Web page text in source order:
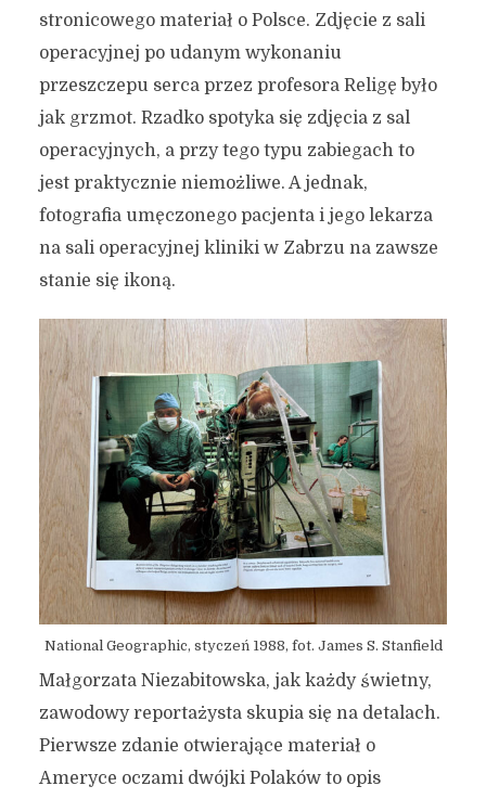
stronicowego materiał o Polsce. Zdjęcie z sali
operacyjnej po udanym wykonaniu
przeszczepu serca przez profesora Religę było
jak grzmot. Rzadko spotyka się zdjęcia z sal
operacyjnych, a przy tego typu zabiegach to
jest praktycznie niemożliwe. A jednak,
fotografia umęczonego pacjenta i jego lekarza
na sali operacyjnej kliniki w Zabrzu na zawsze
stanie się ikoną.
National Geographic, styczeń 1988, fot. James S. Stanfield
Małgorzata Niezabitowska, jak każdy świetny,
zawodowy reportażysta skupia się na detalach.
Pierwsze zdanie otwierające materiał o
Ameryce oczami dwójki Polaków to opis